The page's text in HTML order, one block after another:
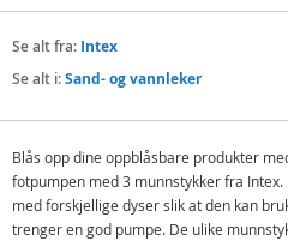
Se alt fra: Intex
Se alt i:Sand- og vannleker
Blås opp dine oppblåsbare produkter
fotpumpen med 3 munnstykker fra
med forskjellige dyser slik at den kan
trenger en god pumpe. De ulike